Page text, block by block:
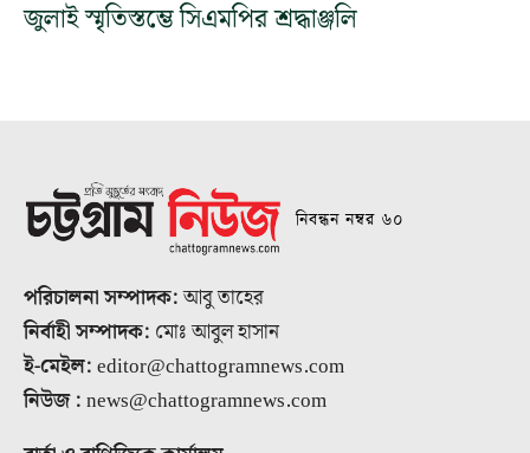
জুলাই স্মৃতিস্তম্ভে সিএমপির শ্রদ্ধাঞ্জলি
নিবন্ধন নম্বর ৬০
পরিচালনা সম্পাদক:আবু তাহের
নির্বাহী সম্পাদক: মোঃ আবুল হাসান
ই-মেইল:editor@chattogramnews.com
নিউজ :news@chattogramnews.com